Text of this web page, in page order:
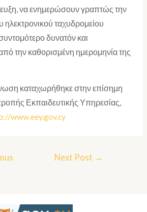
να ενημερώσουν γραπτώς την
ταχυδρομείου
δυνατόν και
την καθορισμένη ημερομηνία της
καταχωρήθηκε στην επίσημη
Εκπαιδευτικής Υπηρεσίας,
www.eey.gov.cy
Next Post →